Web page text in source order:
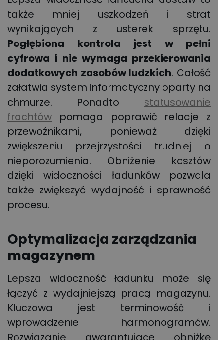
także mniej uszkodzeń i strat
wynikających z usterek sprzętu.
Pogłębiona kontrola jest w pełni
cyfrowa i nie wymaga przekierowania
dodatkowych zasobów ludzkich. Całość
załatwia system informatyczny oparty na
chmurze. Ponadto statusowanie
frachtów pomaga poprawić relacje z
przewoźnikami, ponieważ dzięki
zwiększeniu przejrzystości trudniej o
nieporozumienia. Obniżenie kosztów
dzięki widoczności ładunków pozwala
także zwiększyć wydajność i sprawność
procesu.
Optymalizacja zarządzania
magazynem
Lepsza widoczność ładunku może się
łączyć z wydajniejszą pracą magazynu.
Kluczowa jest terminowość i
wprowadzenie harmonogramów.
Rozwiązanie gwarantujące obniżkę